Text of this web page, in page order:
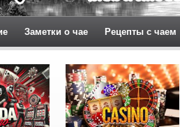
Заметки о чае Рецепты с чаем